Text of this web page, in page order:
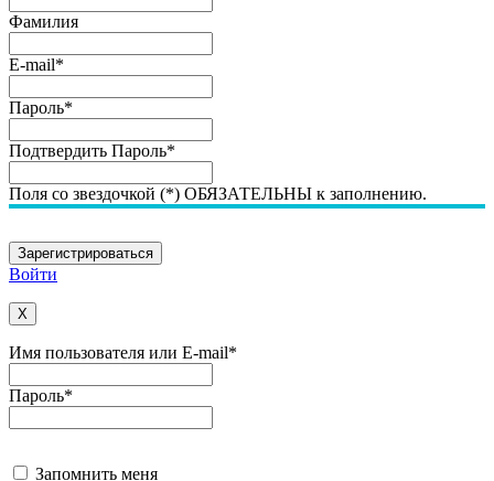
Фамилия
E-mail*
Пароль*
Подтвердить Пароль*
Поля со звездочкой (*) ОБЯЗАТЕЛЬНЫ к заполнению.
Войти
X
Имя пользователя или E-mail*
Пароль*
Запомнить меня